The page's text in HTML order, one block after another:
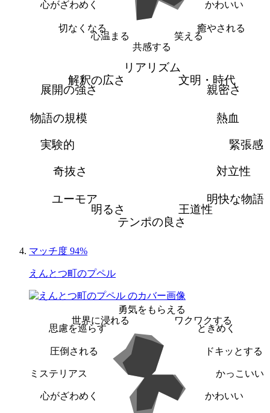
かわいい
癒やされる
笑える
共感する
心温まる
切なくなる
心がざわめく
リアリズム
文明・時代
親密さ
熱血
緊張感
対立性
明快な物語
王道性
テンポの良さ
明るさ
ユーモア
奇抜さ
実験的
物語の規模
展開の強さ
解釈の広さ
マッチ度 94%
えんとつ町のプペル
勇気をもらえる
ワクワクする
ときめく
ドキッとする
かっこいい
かわいい
心がざわめく
ミステリアス
圧倒される
思慮を巡らす
世界に浸れる